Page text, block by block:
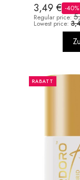
3,49 € -40%
Regular price:
Lowest price:
RABATT